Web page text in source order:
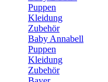
Puppen
Kleidung
Zubehör
Baby Annabell
Puppen
Kleidung
Zubehör